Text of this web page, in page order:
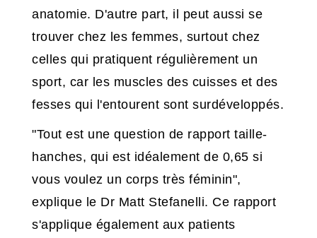
anatomie. D'autre part, il peut aussi se
trouver chez les femmes, surtout chez
celles qui pratiquent régulièrement un
sport, car les muscles des cuisses et des
fesses qui l'entourent sont surdéveloppés.
"Tout est une question de rapport taille-
hanches, qui est idéalement de 0,65 si
vous voulez un corps très féminin",
explique le Dr Matt Stefanelli. Ce rapport
s'applique également aux patients